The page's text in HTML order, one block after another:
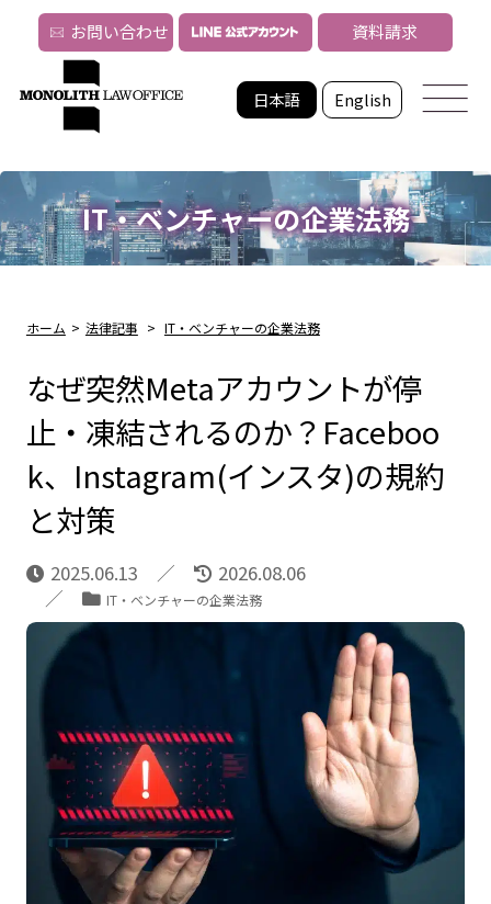
日本語 English
お問い合わせ 資料請求
IT・ベンチャーの企業法務
ホーム > 法律記事 > IT・ベンチャーの企業法務
なぜ突然Metaアカウントが停
止・凍結されるのか？Faceboo
k、Instagram(インスタ)の規約
と対策
2025.06.13 2026.08.06
IT・ベンチャーの企業法務